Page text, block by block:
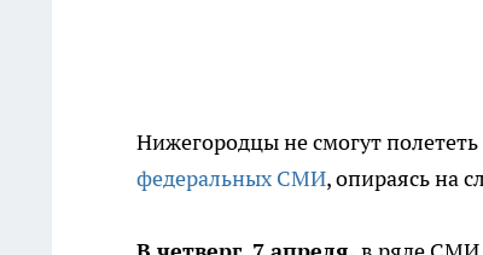
Нижегородцы не смогут
федеральных СМИ, опираясь на